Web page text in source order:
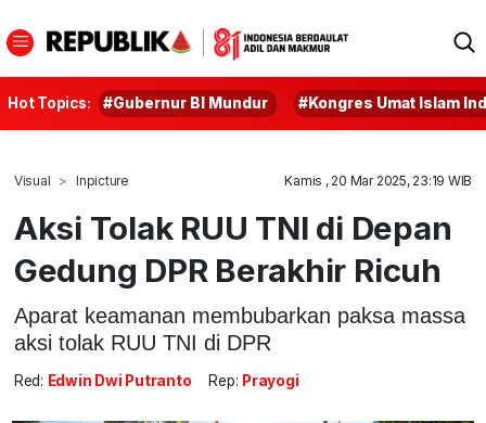
Hot Topics: #Gubernur BI Mundur #Kongres Umat Islam
Visual Inpicture Kamis , 20 Mar 2025, 23:19 WIB
Aksi Tolak RUU TNI di Depan
Gedung DPR Berakhir Ricuh
Aparat keamanan membubarkan paksa massa
aksi tolak RUU TNI di DPR
Red: Edwin Dwi Putranto Rep: Prayogi